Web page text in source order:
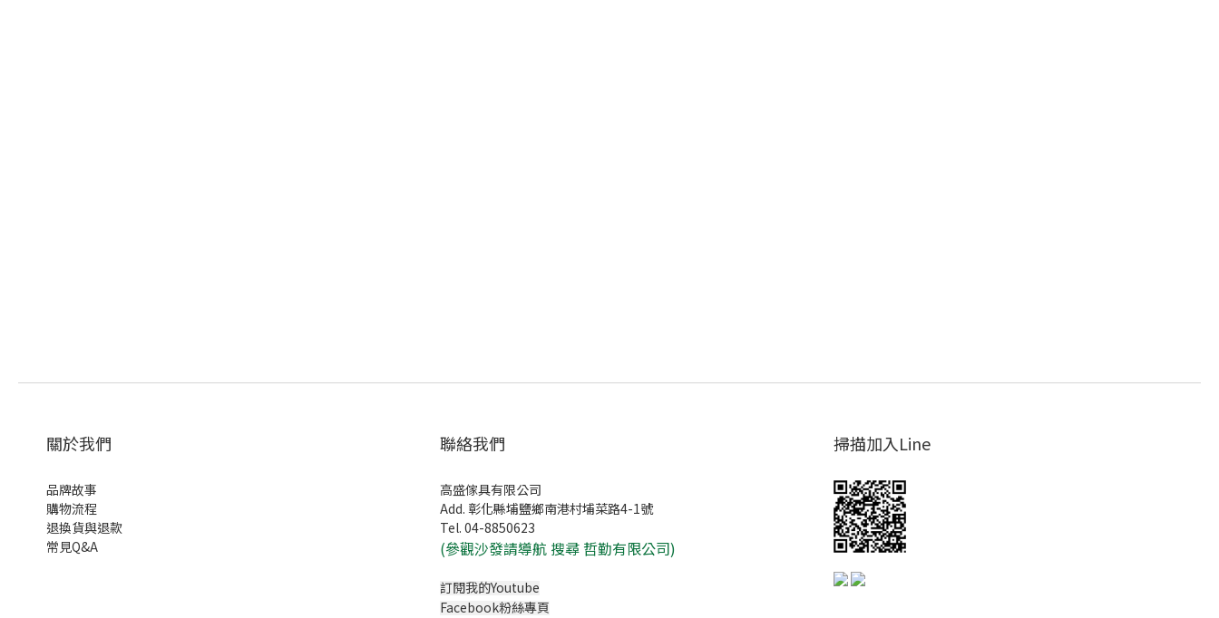
關於我們
品牌故事
購物流程
退換貨與退款
常見Q&A
聯絡我們
高盛傢具有限公司
Add. 彰化縣埔鹽鄉南港村埔菜路4-1號
Tel. 04-8850623
(參觀沙發請導航 搜尋 哲勤有限公司)
訂閱我的Youtube
Facebook粉絲專頁
掃描加入Line